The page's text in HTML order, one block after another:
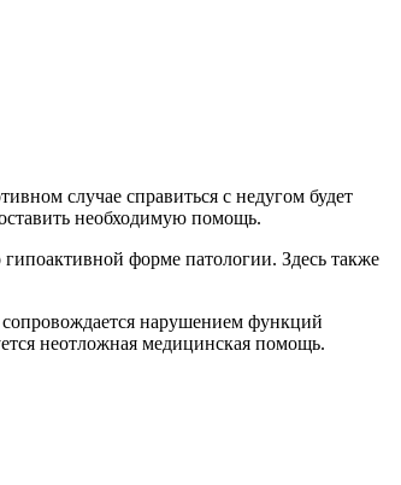
случае справиться с недугом будет
необходимую помощь.
форме патологии. Здесь также
сопровождается нарушением функций
неотложная медицинская помощь.